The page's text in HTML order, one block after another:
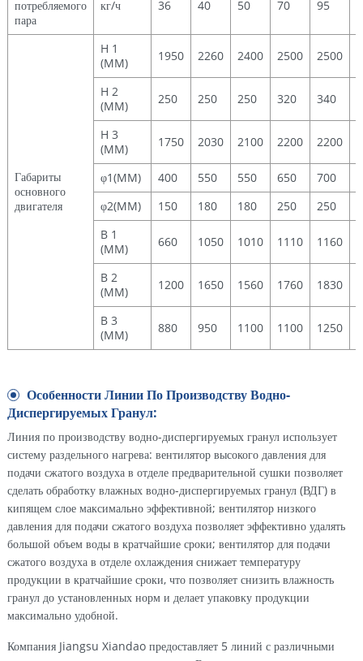
потребляемого
пара
кг/ч 36 40 50 70 95
Габариты
основного
двигателя
H 1
(MM)
1950 2260 2400 2500 2500
H 2
(MM)
250 250 250 320 340
H 3
(MM)
1750 2030 2100 2200 2200
φ1(MM) 400 550 550 650 700
φ2(MM)
150 180 180 250 250
B 1
(MM)
660 1050 1010 1110 1160
B 2
(MM)
1200 1650 1560 1760 1830
B 3
(MM)
880 950 1100 1100 1250
Особенности Линии По Производству Водно-
Диспергируемых Гранул:
Линия по производству водно-диспергируемых гранул использует
систему раздельного нагрева: вентилятор высокого давления для
подачи сжатого воздуха в отделе предварительной сушки позволяет
сделать обработку влажных водно-диспергируемых гранул (ВДГ) в
кипящем слое максимально эффективной; вентилятор низкого
давления для подачи сжатого воздуха позволяет эффективно удалять
большой объем воды в кратчайшие сроки; вентилятор для подачи
сжатого воздуха в отделе охлаждения снижает температуру
продукции в кратчайшие сроки, что позволяет снизить влажность
гранул до установленных норм и делает упаковку продукции
максимально удобной.
Компания Jiangsu Xiandao предоставляет 5 линий с различными